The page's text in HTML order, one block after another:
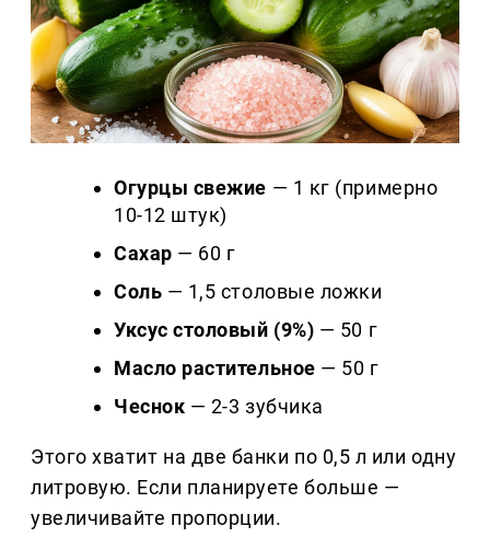
Огурцы свежие — 1 кг (примерно
10-12 штук)
Сахар — 60 г
Соль — 1,5 столовые ложки
Уксус столовый (9%) — 50 г
Масло растительное — 50 г
Чеснок — 2-3 зубчика
Этого хватит на две банки по 0,5 л или одну
литровую. Если планируете больше —
увеличивайте пропорции.